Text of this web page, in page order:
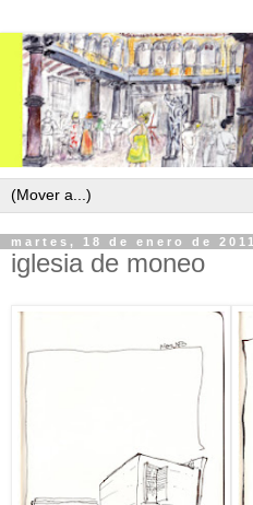
martes, 18 de enero de 2011
iglesia de moneo